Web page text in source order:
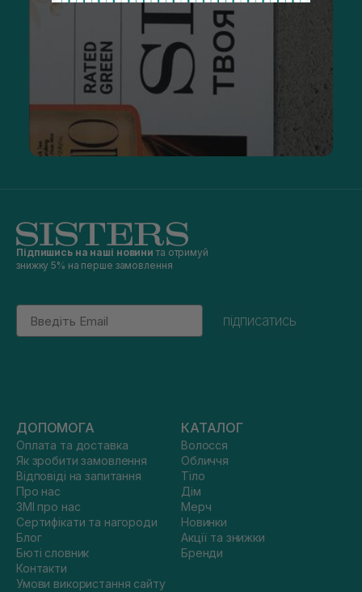
Підпишись на наші новини та отримуй
знижку 5% на перше замовлення
Email
підписатись
ДОПОМОГА
Оплата та доставка
Як зробити замовлення
Відповіді на запитання
Про нас
ЗМІ про нас
Сертифікати та нагороди
Блог
Бюті словник
Контакти
Умови використання сайту
КАТАЛОГ
Волосся
Обличчя
Тіло
Дім
Мерч
Новинки
Акції та знижки
Бренди